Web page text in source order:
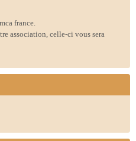
france.
association, celle-ci vous sera